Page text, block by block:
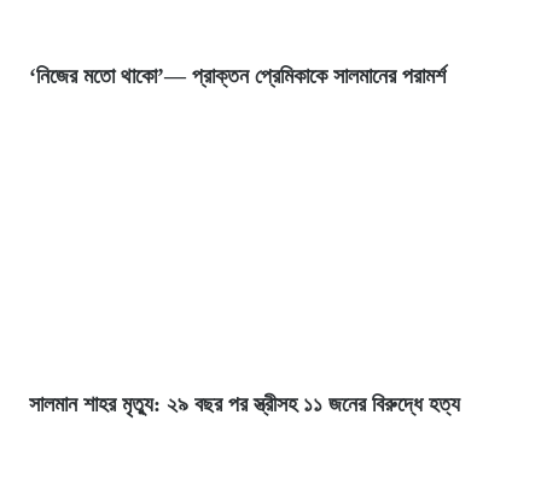
‘নিজের মতো থাকো’— প্রাক্তন প্রেমিকাকে সালমানের পরামর্শ
সালমান শাহর মৃত্যু: ২৯ বছর পর স্ত্রীসহ ১১ জনের বিরুদ্ধে হত্য